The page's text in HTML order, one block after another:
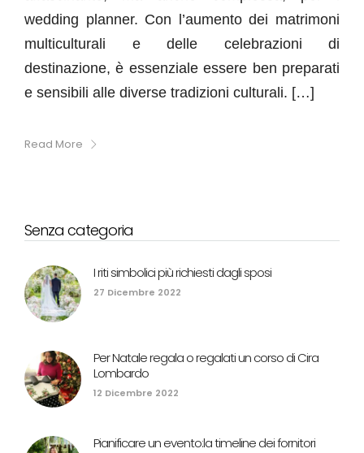
wedding planner. Con l’aumento dei matrimoni
multiculturali e delle celebrazioni di
destinazione, è essenziale essere ben preparati
e sensibili alle diverse tradizioni culturali. […]
Read More
Senza categoria
I riti simbolici più richiesti dagli sposi
27 Dicembre 2022
Per Natale regala o regalati un corso di Cira
Lombardo
12 Dicembre 2022
Pianificare un evento:la timeline dei fornitori